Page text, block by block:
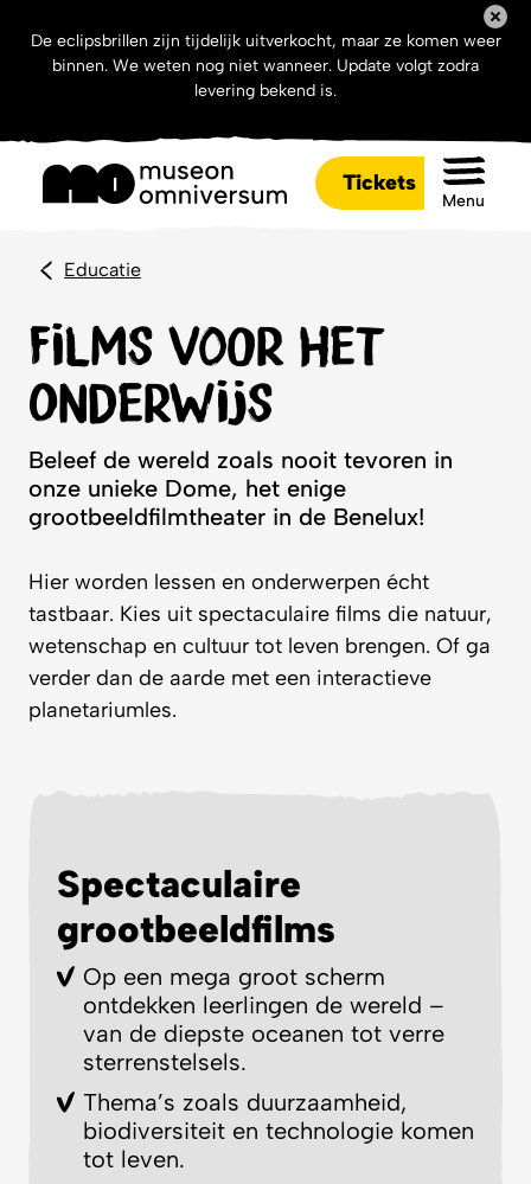
De eclipsbrillen zijn tijdelijk uitverkocht, maar ze komen weer
binnen. We weten nog niet wanneer. Update volgt zodra
levering bekend is.
Tickets
Menu
Educatie
Films voor het
onderwijs
Beleef de wereld zoals nooit tevoren in
onze unieke Dome, het enige
grootbeeldfilmtheater in de Benelux!
Hier worden lessen en onderwerpen écht
tastbaar. Kies uit spectaculaire films die natuur,
wetenschap en cultuur tot leven brengen. Of ga
verder dan de aarde met een interactieve
planetariumles.
Spectaculaire
grootbeeldfilms
Op een mega groot scherm
ontdekken leerlingen de wereld –
van de diepste oceanen tot verre
sterrenstelsels.
Thema’s zoals duurzaamheid,
biodiversiteit en technologie komen
tot leven.